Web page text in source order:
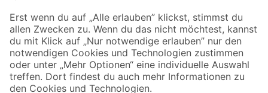
Sicher einkaufen
Jetzt die toom-App herunterladen